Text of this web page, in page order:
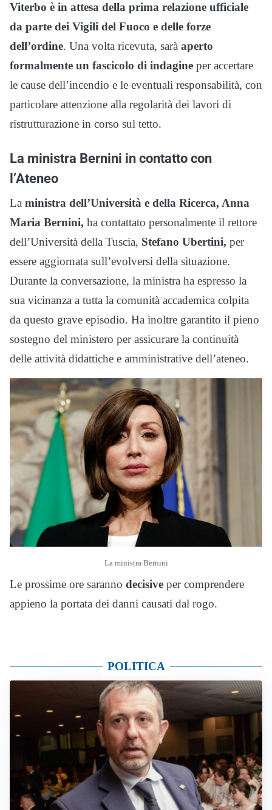
Viterbo è in attesa della prima relazione ufficiale
da parte dei Vigili del Fuoco e delle forze
dell’ordine. Una volta ricevuta, sarà aperto
formalmente un fascicolo di indagine per accertare
le cause dell’incendio e le eventuali responsabilità, con
particolare attenzione alla regolarità dei lavori di
ristrutturazione in corso sul tetto.
La ministra Bernini in contatto con
l’Ateneo
La ministra dell’Università e della Ricerca, Anna
Maria Bernini, ha contattato personalmente il rettore
dell’Università della Tuscia, Stefano Ubertini, per
essere aggiornata sull’evolversi della situazione.
Durante la conversazione, la ministra ha espresso la
sua vicinanza a tutta la comunità accademica colpita
da questo grave episodio. Ha inoltre garantito il pieno
sostegno del ministero per assicurare la continuità
delle attività didattiche e amministrative dell’ateneo.
La ministra Bernini
Le prossime ore saranno decisive per comprendere
appieno la portata dei danni causati dal rogo.
POLITICA